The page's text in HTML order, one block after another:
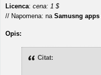
Licenca: cena: 1 $
// Napomena: na Samusng apps
Opis:
Citat: